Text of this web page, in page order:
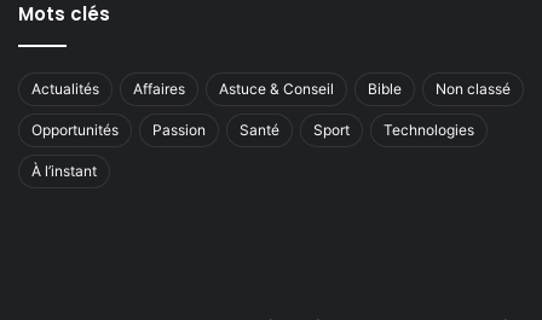
Mots clés
Actualités Affaires Astuce & Conseil Bible Non classé
Opportunités Passion Santé Sport Technologies
À l’instant